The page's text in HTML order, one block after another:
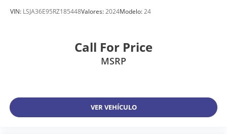
VIN: LSJA36E95RZ185448Valores:2024Modelo:24
Call For Price
MSRP
VER VEHÍCULO